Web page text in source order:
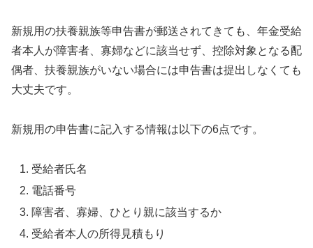
新規用の扶養親族等申告書が郵送されてきても、年金受給
者本人が障害者、寡婦などに該当せず、控除対象となる配
偶者、扶養親族がいない場合には申告書は提出しなくても
大丈夫です。
新規用の申告書に記入する情報は以下の6点です。
受給者氏名
電話番号
障害者、寡婦、ひとり親に該当するか
受給者本人の所得見積もり